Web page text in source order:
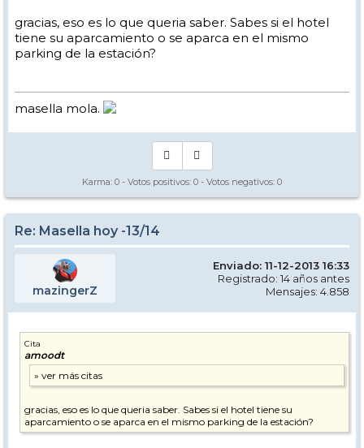
gracias, eso es lo que queria saber. Sabes si el hotel
tiene su aparcamiento o se aparca en el mismo
parking de la estación?
masella mola.
Karma: 0 - Votos positivos: 0 - Votos negativos: 0
Re: Masella hoy -13/14
mazingerZ
Enviado: 11-12-2013 16:33
Registrado: 14 años antes
Mensajes: 4.858
Cita
amoodt
gracias, eso es lo que queria saber. Sabes si el hotel tiene su
aparcamiento o se aparca en el mismo parking de la estación?